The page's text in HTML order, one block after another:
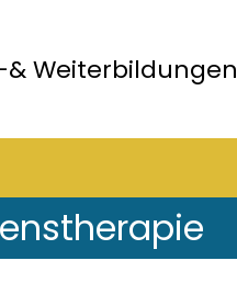
& Weiterbildungen